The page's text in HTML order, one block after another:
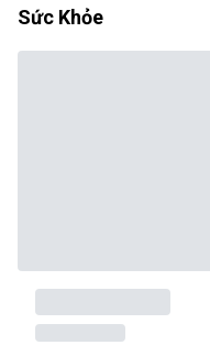
Sức Khỏe